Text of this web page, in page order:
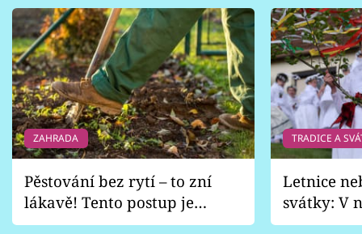
ZAHRADA
Pěstování bez rytí – to zní
lákavě! Tento postup je
vhodný jen pro některé
TRADICE A
Letnice
svátky: V
pondělí